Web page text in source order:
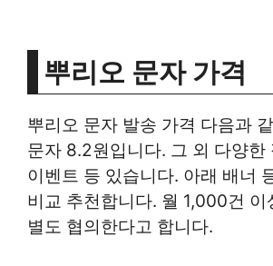
뿌리오 문자 가격
뿌리오 문자 발송 가격 다음과
문자 8.2원입니다. 그 외 다양한
이벤트 등 있습니다. 아래 배너
비교 추천합니다. 월 1,000건 이
별도 협의한다고 합니다.